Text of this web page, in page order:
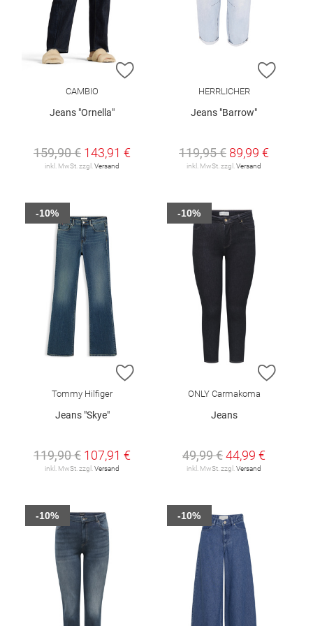
ZUR WUNSCHLISTE HINZUFÜGEN
CAMBIO
Jeans "Ornella"
159,90 € 143,91 €
inkl. MwSt. zzgl.Versand
ZUR
HERRLICHER
Jeans "Barrow"
119,95 € 89,99 €
inkl. MwSt. zzgl.Versand
ZUR WUNSCHLISTE HINZUFÜGEN
Tommy Hilfiger
Jeans "Skye"
119,90 € 107,91 €
inkl. MwSt. zzgl. Versand
-10%
ZUR
ONLY Carmakoma
Jeans
49,99 €44,99 €
inkl. MwSt. zzgl. Versand
-10%
-10% -10%